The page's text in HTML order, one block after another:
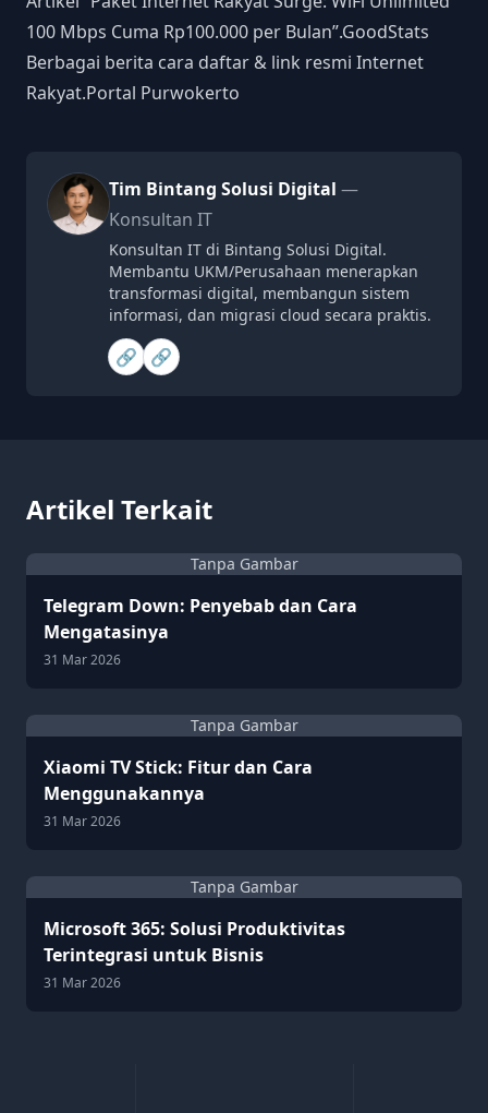
100 Mbps Cuma Rp100.000 per Bulan”.GoodStats
Berbagai berita cara daftar & link resmi Internet
Rakyat.Portal Purwokerto
Tim Bintang Solusi Digital —
Konsultan IT
Konsultan IT di Bintang Solusi Digital.
Membantu UKM/Perusahaan menerapkan
transformasi digital, membangun sistem
informasi, dan migrasi cloud secara praktis.
🔗 🔗
Artikel Terkait
Tanpa Gambar
Telegram Down: Penyebab dan Cara
Mengatasinya
31 Mar 2026
Tanpa Gambar
Xiaomi TV Stick: Fitur dan Cara
Menggunakannya
31 Mar 2026
Tanpa Gambar
Microsoft 365: Solusi Produktivitas
Terintegrasi untuk Bisnis
31 Mar 2026